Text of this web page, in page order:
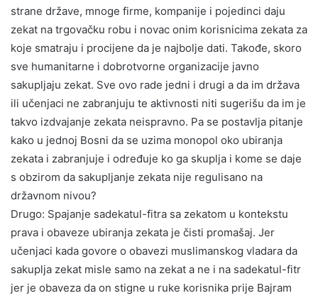
strane države, mnoge firme, kompanije i pojedinci daju
zekat na trgovačku robu i novac onim korisnicima zekata za
koje smatraju i procijene da je najbolje dati. Takođe, skoro
sve humanitarne i dobrotvorne organizacije javno
sakupljaju zekat. Sve ovo rade jedni i drugi a da im država
ili učenjaci ne zabranjuju te aktivnosti niti sugerišu da im je
takvo izdvajanje zekata neispravno. Pa se postavlja pitanje
kako u jednoj Bosni da se uzima monopol oko ubiranja
zekata i zabranjuje i određuje ko ga skuplja i kome se daje
s obzirom da sakupljanje zekata nije regulisano na
državnom nivou?
Drugo: Spajanje sadekatul-fitra sa zekatom u kontekstu
prava i obaveze ubiranja zekata je čisti promašaj. Jer
učenjaci kada govore o obavezi muslimanskog vladara da
sakuplja zekat misle samo na zekat a ne i na sadekatul-fitr
jer je obaveza da on stigne u ruke korisnika prije Bajram